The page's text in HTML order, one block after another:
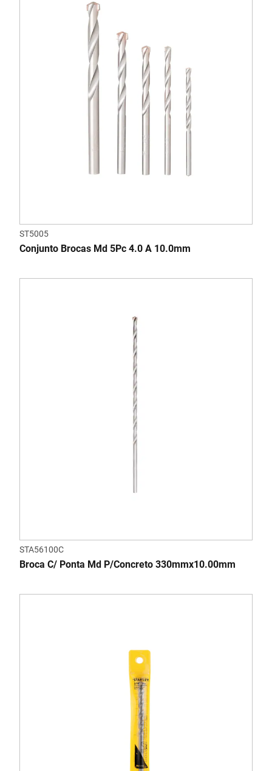
ST5005
Conjunto Brocas Md 5Pc 4.0 A 10.0mm
STA56100C
Broca C/ Ponta Md P/Concreto 330mmx10.00mm